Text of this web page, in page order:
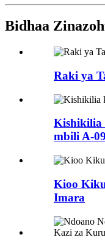
Bidhaa
Raki ya
Kishikilia
mbili A-09
Kioo
Imara